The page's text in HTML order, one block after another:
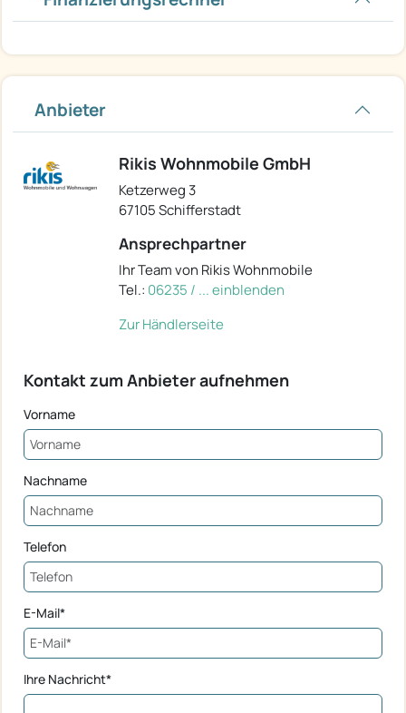
Anbieter
Rikis Wohnmobile GmbH
Ketzerweg 3
67105 Schifferstadt
Ansprechpartner
Ihr Team von Rikis Wohnmobile
Tel.: 06235 / ... einblenden
Zur Händlerseite
Kontakt zum Anbieter aufnehmen
Vorname
Nachname
Telefon
E-Mail*
Ihre Nachricht*